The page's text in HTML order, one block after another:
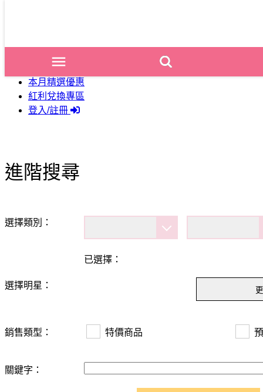
最新動態
本月精選優惠
紅利兌換專區
登入/註冊
進階搜尋
選擇類別：
已選擇：
選擇明星：
銷售類型： 特價商品
關鍵字：